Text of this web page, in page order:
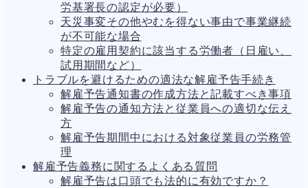
人件費20
労働問題266
労災・ハラスメント
解雇・退職127
事業運営 375
品質・リコール49
情報漏洩・サイバー257
事業再編69
668
私的整理142
法的整理
債権者対応19
換価・競売54
労基署長の認定が必要）
天災事変その他やむを得ない事由で事業継続
が不可能な場合
特定の雇用契約に該当する労働者（日雇い、
試用期間など）
トラブルを避けるための適法な解雇予告手続き
解雇予告通知書の作成方法と記載すべき事項
解雇予告の通知方法と従業員への適切な伝え
方
解雇予告期間中における対象従業員の労務管
理
解雇予告義務に関するよくある質問
解雇予告は口頭でも法的に有効ですか？